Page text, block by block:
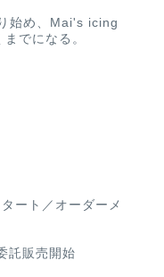
始め、Mai's icing
でになる。
ート／オーダーメ
託販売開始